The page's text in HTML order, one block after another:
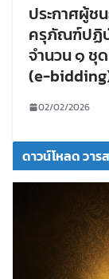
ประกาศผู้ช
ครุภัณฑ์ปฏิ
จำนวน ๑ ชุ
(e-
02/02/2026
ดาวน์โหลด วาร